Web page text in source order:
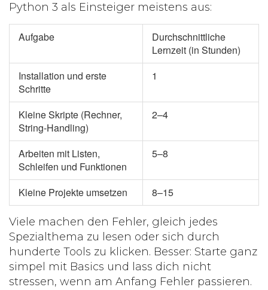
Python 3 als Einsteiger meistens aus:
Aufgabe
Durchschnittliche
Lernzeit (in Stunden)
Installation und erste
Schritte
1
Kleine Skripte (Rechner,
String-Handling)
2–4
Arbeiten mit Listen,
Schleifen und Funktionen
5–8
Kleine Projekte umsetzen 8–15
Viele machen den Fehler, gleich jedes
Spezialthema zu lesen oder sich durch
hunderte Tools zu klicken. Besser: Starte ganz
simpel mit Basics und lass dich nicht
stressen, wenn am Anfang Fehler passieren.